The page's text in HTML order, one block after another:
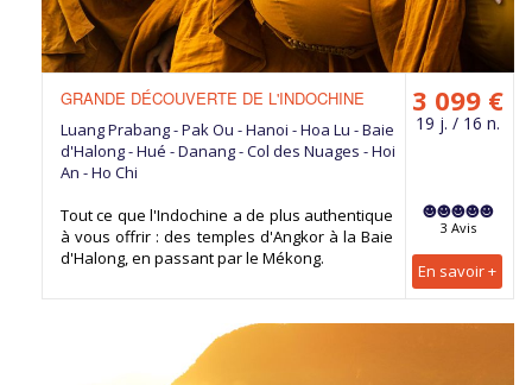
3 099 €
19 j. / 16 n.
3 Avis
En savoir +
GRANDE DÉCOUVERTE DE L'INDOCHINE
Luang Prabang - Pak Ou - Hanoi - Hoa Lu - Baie
d'Halong - Hué - Danang - Col des Nuages - Hoi
An - Ho Chi
Tout ce que l'Indochine a de plus authentique
à vous offrir : des temples d'Angkor à la Baie
d'Halong, en passant par le Mékong.